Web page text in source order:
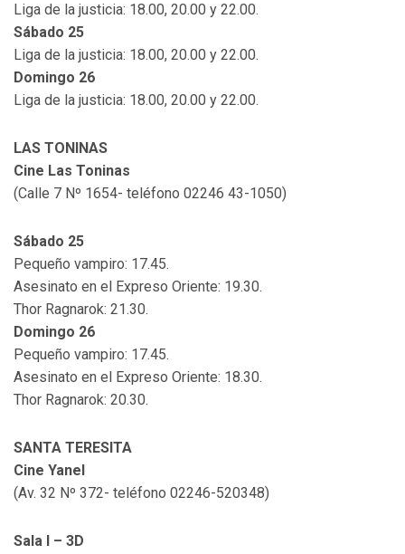
Liga de la justicia: 18.00, 20.00 y 22.00.
Sábado 25
Liga de la justicia: 18.00, 20.00 y 22.00.
Domingo 26
Liga de la justicia: 18.00, 20.00 y 22.00.
LAS TONINAS
Cine Las Toninas
(Calle 7 Nº 1654- teléfono 02246 43-1050)
Sábado 25
Pequeño vampiro: 17.45.
Asesinato en el Expreso Oriente: 19.30.
Thor Ragnarok: 21.30.
Domingo 26
Pequeño vampiro: 17.45.
Asesinato en el Expreso Oriente: 18.30.
Thor Ragnarok: 20.30.
SANTA TERESITA
Cine Yanel
(Av. 32 Nº 372- teléfono 02246-520348)
Sala I – 3D